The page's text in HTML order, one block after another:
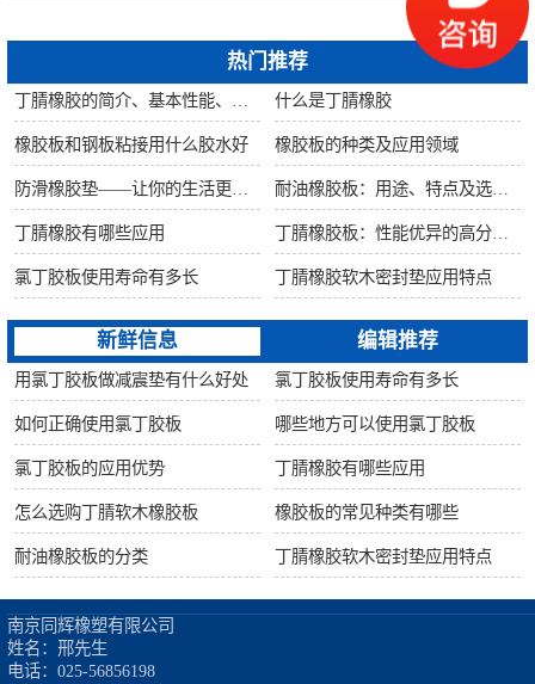
热门推荐
什么是丁腈橡胶
橡胶板和钢板粘接用什么胶水好 橡胶板的种类及应用领域
丁腈橡胶有哪些应用
氯丁胶板使用寿命有多长 丁腈橡胶软木密封垫应用特点
新鲜信息 编辑推荐
用氯丁胶板做减震垫有什么好处 氯丁胶板使用寿命有多长
如何正确使用氯丁胶板 哪些地方可以使用氯丁胶板
氯丁胶板的应用优势 丁腈橡胶有哪些应用
怎么选购丁腈软木橡胶板 橡胶板的常见种类有哪些
耐油橡胶板的分类 丁腈橡胶软木密封垫应用特点
南京同辉橡塑有限公司
姓名：邢先生
电话：025-56856198